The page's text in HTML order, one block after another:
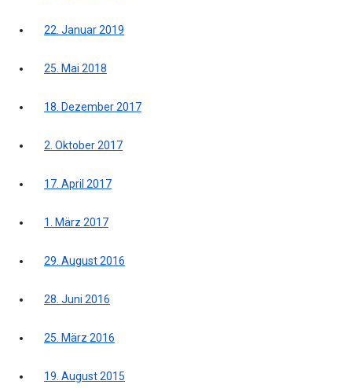
22. Januar 2019
25. Mai 2018
18. Dezember 2017
2. Oktober 2017
17. April 2017
1. März 2017
29. August 2016
28. Juni 2016
25. März 2016
19. August 2015